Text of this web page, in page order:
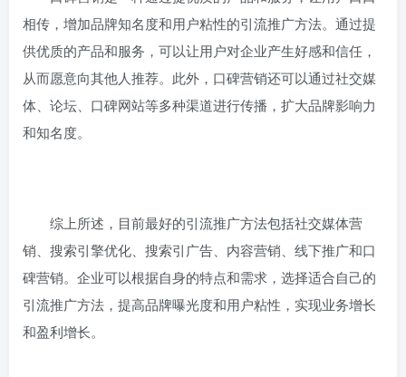
相传，增加品牌知名度和用户粘性的引流推广方法。通过提
供优质的产品和服务，可以让用户对企业产生好感和信任，
从而愿意向其他人推荐。此外，口碑营销还可以通过社交媒
体、论坛、口碑网站等多种渠道进行传播，扩大品牌影响力
和知名度。
综上所述，目前最好的引流推广方法包括社交媒体营
销、搜索引擎优化、搜索引广告、内容营销、线下推广和口
碑营销。企业可以根据自身的特点和需求，选择适合自己的
引流推广方法，提高品牌曝光度和用户粘性，实现业务增长
和盈利增长。